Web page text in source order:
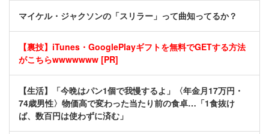
マイケル・ジャクソンの「スリラー」って曲知ってるか？
【裏技】iTunes・GooglePlayギフトを無料でGETする方法
がこちらwwwwwww [PR]
【生活】「今晩はパン1個で我慢するよ」〈年金月17万円・
74歳男性〉物価高で変わった当たり前の食卓…「1食抜け
ば、数百円は使わずに済む」